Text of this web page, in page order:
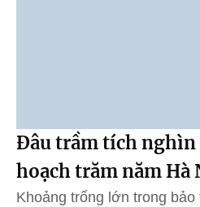
Đâu trầm tích
hoạch trăm năm Hà
Khoảng trống lớn trong